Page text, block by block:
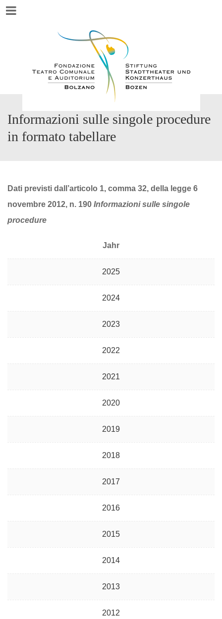
Menu
Informazioni sulle singole procedure
in formato tabellare
Dati previsti dall’articolo 1, comma 32, della legge 6
novembre 2012, n. 190 Informazioni sulle singole
procedure
Jahr
2025
2024
2023
2022
2021
2020
2019
2018
2017
2016
2015
2014
2013
2012